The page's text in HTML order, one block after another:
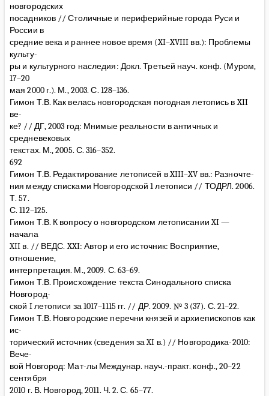
новгородских
посадников // Столичные и периферийные города Руси и
России в
средние века и раннее новое время (XI–XVIII вв.): Проблемы
культу-
ры и культурного наследия: Докл. Третьей науч. конф. (Муром,
17–20
мая 2000 г.). М., 2003. С. 128–136.
Гимон Т.В. Как велась новгородская погодная летопись в XII
ве-
ке? // ДГ, 2003 год: Мнимые реальности в античных и
средневековых
текстах. М., 2005. С. 316–352.
692
Гимон Т.В. Редактирование летописей в XIII–XV вв.: Разночте-
ния между списками Новгородской 1 летописи // ТОДРЛ. 2006.
Т. 57.
С. 112–125.
Гимон Т.В. К вопросу о новгородском летописании XI —
начала
XII в. // ВЕДС. XXI: Автор и его источник: Восприятие,
отношение,
интерпретация. М., 2009. С. 63–69.
Гимон Т.В. Происхождение текста Синодального списка
Новгород-
ской I летописи за 1017–1115 гг. // ДР. 2009. № 3 (37). С. 21–22.
Гимон Т.В. Новгородские перечни князей и архиепископов как
ис-
торический источник (сведения за XI в.) // Новгородика-2010:
Вече-
вой Новгород: Мат-лы Междунар. науч.-практ. конф., 20–22
сентября
2010 г. В. Новгород, 2011. Ч. 2. С. 65–77.